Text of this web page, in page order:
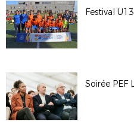
Festival U13